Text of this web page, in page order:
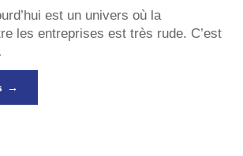
est un univers où la
les entreprises est très rude. C’est